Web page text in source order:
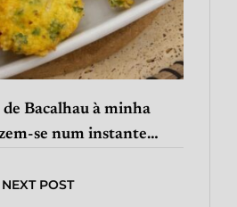
de Bacalhau à minha
se num instante…
NEXT POST